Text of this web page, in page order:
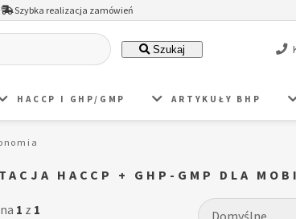
Szybka realizacja zamówień
Szukaj
HACCP I GHP/GMP ARTYKUŁY BHP
HACCP + GHP-GMP DLA
1 z 1